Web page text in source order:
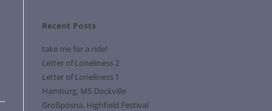
Recent Posts
take me for a ride!
Letter of Loneliness 2
Letter of Loneliness 1
Hamburg, MS Dockville
Großpösna, Highfield Festival